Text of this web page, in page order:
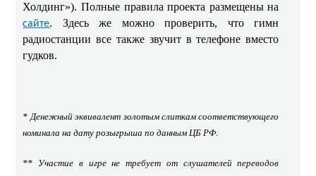
Холдинг»). Полные правила проекта размещены на
сайте. Здесь же можно проверить, что гимн
радиостанции все также звучит в телефоне вместо
гудков.
* Денежный эквивалент золотым слиткам соответствующего
номинала на дату розыгрыша по данным ЦБ РФ.
** Участие в игре не требует от слушателей переводов